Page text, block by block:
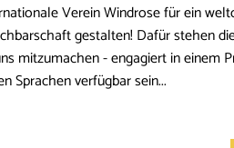
Verein Windrose für ein
gestalten! Dafür stehen
mitzumachen - engagiert in
Sprachen verfügbar sein...